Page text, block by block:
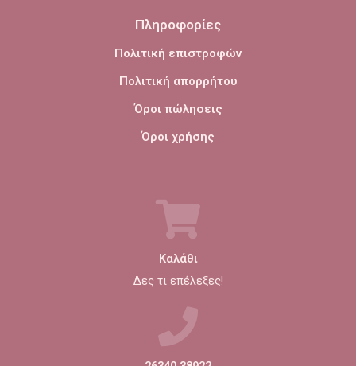
Πληροφορίες
Πολιτική επιστροφών
Πολιτική απορρήτου
Όροι πώλησεις
Όροι χρήσης
Καλάθι
Δες τι επέλεξες!